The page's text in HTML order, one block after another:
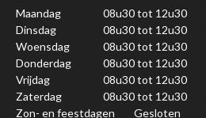
Maandag 08u30 tot 12u30
Dinsdag
08u30 tot 12u30
Woensdag
08u30 tot 12u30
Donderdag
08u30 tot 12u30
Vrijdag
08u30 tot 12u30
Zaterdag
08u30 tot 12u30
Zon- en feestdagen
Gesloten